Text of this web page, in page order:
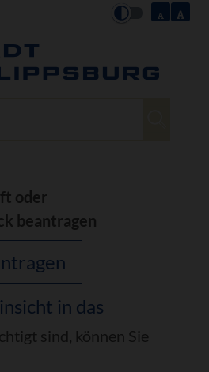
oder
beantragen
in das
sind, können Sie